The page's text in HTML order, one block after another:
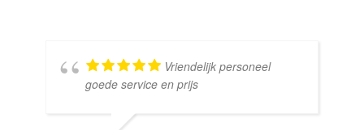
Vriendelijk personeel
goede service en prijs